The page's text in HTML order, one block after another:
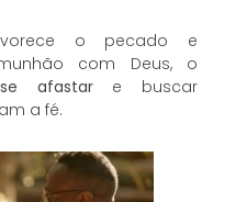
o pecado e
com Deus, o
se afastare buscar
a fé.